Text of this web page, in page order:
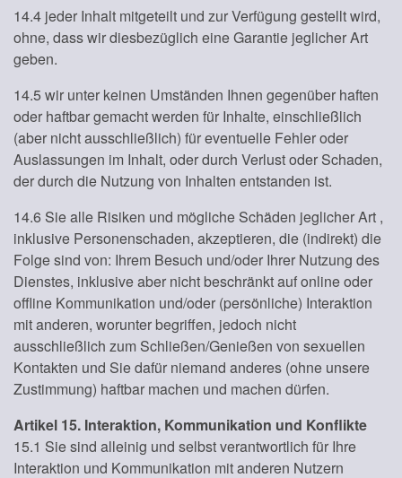
14.4 jeder Inhalt mitgeteilt und zur Verfügung gestellt wird,
ohne, dass wir diesbezüglich eine Garantie jeglicher Art
geben.
14.5 wir unter keinen Umständen Ihnen gegenüber haften
oder haftbar gemacht werden für Inhalte, einschließlich
(aber nicht ausschließlich) für eventuelle Fehler oder
Auslassungen im Inhalt, oder durch Verlust oder Schaden,
der durch die Nutzung von Inhalten entstanden ist.
14.6 Sie alle Risiken und mögliche Schäden jeglicher Art ,
inklusive Personenschaden, akzeptieren, die (indirekt) die
Folge sind von: Ihrem Besuch und/oder Ihrer Nutzung des
Dienstes, inklusive aber nicht beschränkt auf online oder
offline Kommunikation und/oder (persönliche) Interaktion
mit anderen, worunter begriffen, jedoch nicht
ausschließlich zum Schließen/Genießen von sexuellen
Kontakten und Sie dafür niemand anderes (ohne unsere
Zustimmung) haftbar machen und machen dürfen.
Artikel 15. Interaktion, Kommunikation und Konflikte
15.1 Sie sind alleinig und selbst verantwortlich für Ihre
Interaktion und Kommunikation mit anderen Nutzern